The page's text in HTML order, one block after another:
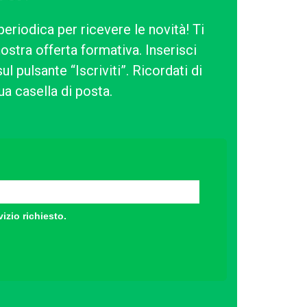
per ricevere le novità! Ti
offerta formativa. Inserisci
pulsante “Iscriviti”. Ricordati di
casella di posta.
richiesto.